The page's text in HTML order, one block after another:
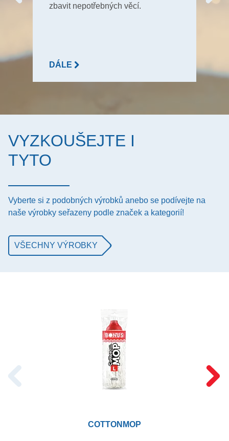
zbavit nepotřebných věcí.
DÁLE
VYZKOUŠEJTE I
TYTO
Vyberte si z podobných výrobků anebo se podívejte na
naše výrobky seřazeny podle značek a kategorií!
VŠECHNY VÝROBKY
COTTONMOP